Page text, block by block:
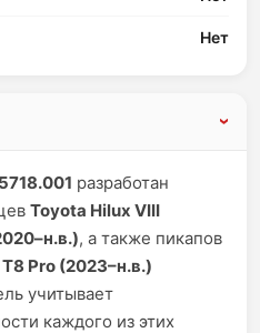
Нет
разработан
Toyota Hilux VIII
, а также пикапов
Pro (2023–н.в.)
учитывает
каждого из этих